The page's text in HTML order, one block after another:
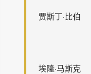
贾斯丁·比伯
埃隆·马斯克